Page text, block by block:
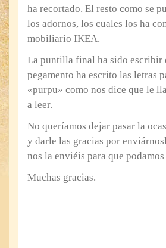
ha recortado. El resto como se
los adornos, los cuales los ha
mobiliario IKEA.
La puntilla final ha sido escribir
pegamento ha escrito las letras
«purpu» como nos dice que le
a leer.
No queríamos dejar pasar la
y darle las gracias por
nos la enviéis para que
Muchas gracias.